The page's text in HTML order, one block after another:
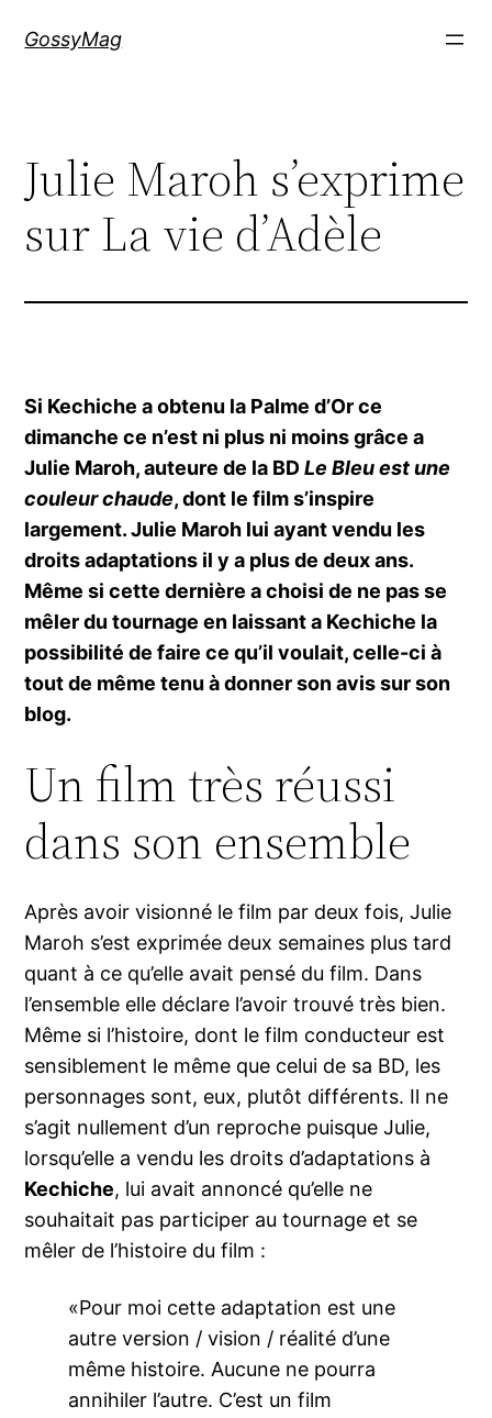
GossyMag
Julie Maroh s’exprime
sur La vie d’Adèle
Si Kechiche a obtenu la Palme d’Or ce
dimanche ce n’est ni plus ni moins grâce a
Julie Maroh, auteure de la BDLe Bleu est une
couleur chaude, dont le film s’inspire
largement. Julie Maroh lui ayant vendu les
droits adaptations il y a plus de deux ans.
Même si cette dernière a choisi de ne pas se
mêler du tournage en laissant a Kechiche la
possibilité de faire ce qu’il voulait, celle-ci à
tout de même tenu à donner son avis sur son
blog.
Un film très réussi
dans son ensemble
Après avoir visionné le film par deux fois, Julie
Maroh s’est exprimée deux semaines plus tard
quant à ce qu’elle avait pensé du film. Dans
l’ensemble elle déclare l’avoir trouvé très bien.
Même si l’histoire, dont le film conducteur est
sensiblement le même que celui de sa BD, les
personnages sont, eux, plutôt différents. Il ne
s’agit nullement d’un reproche puisque Julie,
lorsqu’elle a vendu les droits d’adaptations à
Kechiche, lui avait annoncé qu’elle ne
souhaitait pas participer au tournage et se
mêler de l’histoire du film :
«Pour moi cette adaptation est une
autre version / vision / réalité d’une
même histoire. Aucune ne pourra
annihiler l’autre. C’est un film